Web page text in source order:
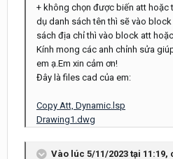
+ không chọn được biến att hoặc
dụ danh sách tên thì sẽ vào
sách địa chỉ thì vào block att
Kính mong các anh chỉnh sửa
em ạ.Em xin cảm ơn!
Đây là files cad của em:
Copy Att, Dynamic.lsp
Drawing1.dwg
Vào lúc 5/11/2023 tại 11:19,